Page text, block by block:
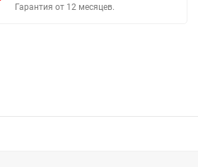
Гарантия от 12 месяцев.